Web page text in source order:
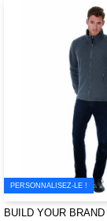
PERSONNALISEZ-LE !
BUILD YOUR